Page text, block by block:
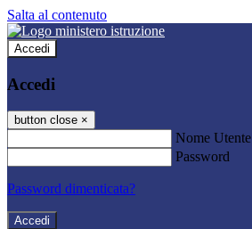
Salta al contenuto
Accedi
Accedi
button close ×
Nome Utente
Password
Password dimenticata?